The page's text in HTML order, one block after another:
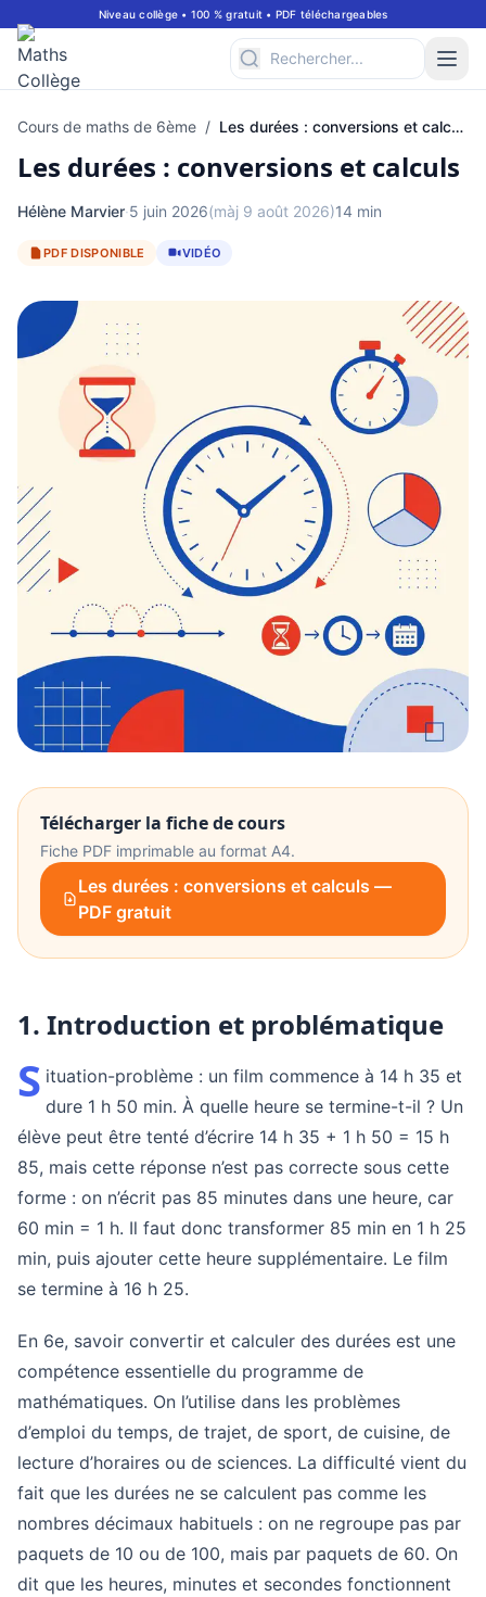
Niveau collège • 100 % gratuit • PDF téléchargeables
Cours de maths de 6ème / Les durées : conversions et calculs
Les durées : conversions et calculs
Hélène Marvier·5 juin 2026(màj 9 août 2026)14 min
PDF DISPONIBLE VIDÉO
Télécharger la fiche de cours
Fiche PDF imprimable au format A4.
Les durées : conversions et calculs —
PDF gratuit
1. Introduction et problématique
S ituation-problème : un film commence à 14 h 35 et
dure 1 h 50 min. À quelle heure se termine-t-il ? Un
élève peut être tenté d’écrire 14 h 35 + 1 h 50 = 15 h
85, mais cette réponse n’est pas correcte sous cette
forme : on n’écrit pas 85 minutes dans une heure, car
60 min = 1 h. Il faut donc transformer 85 min en 1 h 25
min, puis ajouter cette heure supplémentaire. Le film
se termine à 16 h 25.
En 6e, savoir convertir et calculer des durées est une
compétence essentielle du programme de
mathématiques. On l’utilise dans les problèmes
d’emploi du temps, de trajet, de sport, de cuisine, de
lecture d’horaires ou de sciences. La difficulté vient du
fait que les durées ne se calculent pas comme les
nombres décimaux habituels : on ne regroupe pas par
paquets de 10 ou de 100, mais par paquets de 60. On
dit que les heures, minutes et secondes fonctionnent